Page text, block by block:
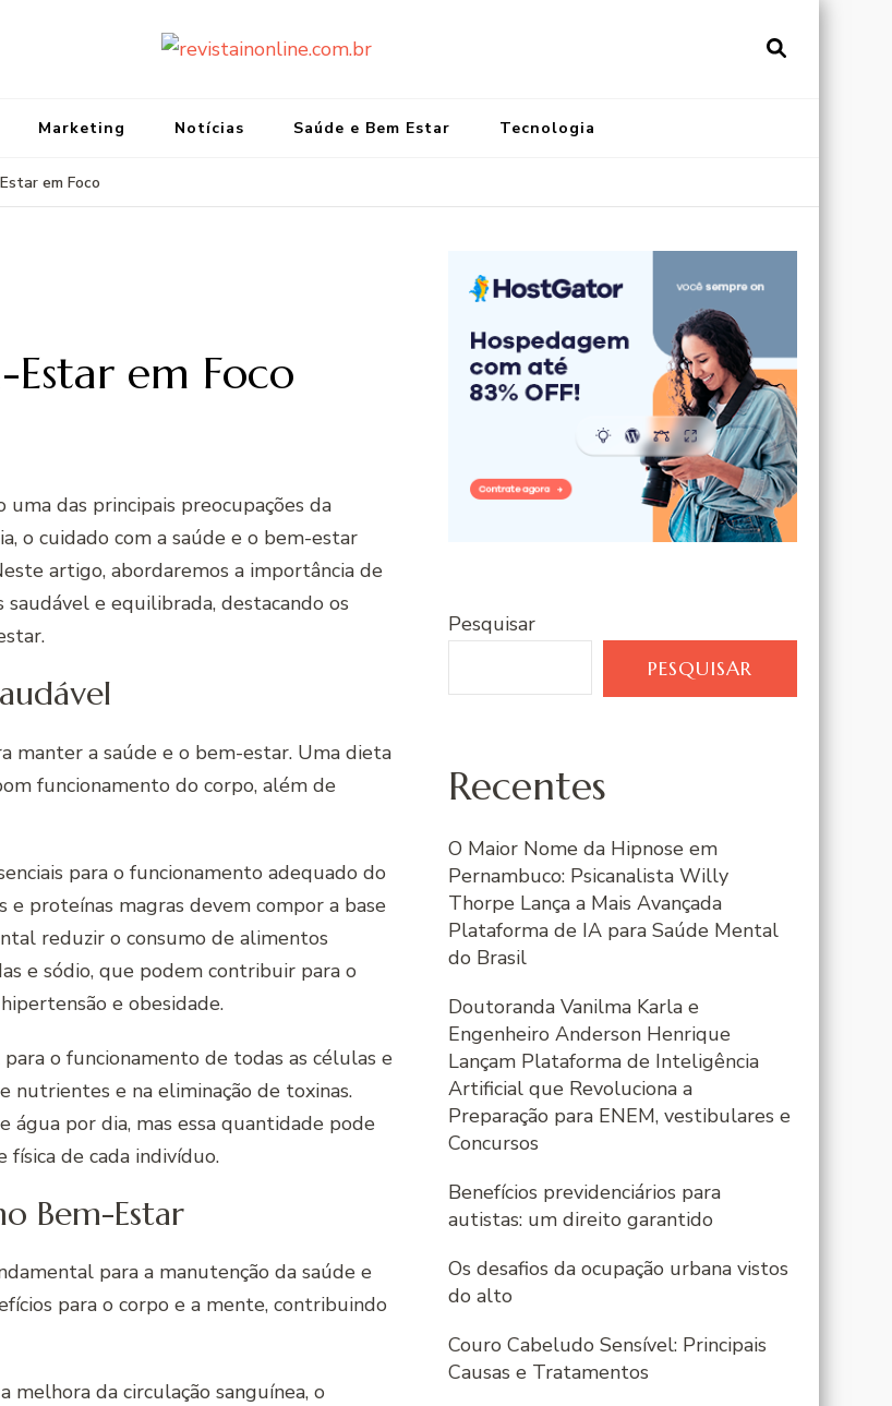
Marketing Notícias Saúde e Bem Estar Tecnologia
em Foco
Estar em Foco
das principais preocupações da
o cuidado com a saúde e o bem-estar
artigo, abordaremos a importância de
e equilibrada, destacando os
manter a saúde e o bem-estar. Uma dieta
funcionamento do corpo, além de
para o funcionamento adequado do
e proteínas magras devem compor a base
reduzir o consumo de alimentos
e sódio, que podem contribuir para o
e obesidade.
o funcionamento de todas as células e
nutrientes e na eliminação de toxinas.
água por dia, mas essa quantidade pode
física de cada indivíduo.
Bem-Estar
para a manutenção da saúde e
para o corpo e a mente, contribuindo
melhora da circulação sanguínea, o
Pesquisar
PESQUISAR
Recentes
O Maior Nome da Hipnose em
Pernambuco: Psicanalista Willy
Thorpe Lança a Mais Avançada
Plataforma de IA para Saúde Mental
do Brasil
Doutoranda Vanilma Karla e
Engenheiro Anderson Henrique
Lançam Plataforma de Inteligência
Artificial que Revoluciona a
Preparação para ENEM, vestibulares e
Concursos
Benefícios previdenciários para
autistas: um direito garantido
Os desafios da ocupação urbana vistos
do alto
Couro Cabeludo Sensível: Principais
Causas e Tratamentos